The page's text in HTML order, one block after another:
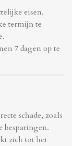
eisen.
termijn te
7 dagen op te
schade, zoals
besparingen.
zich tot het